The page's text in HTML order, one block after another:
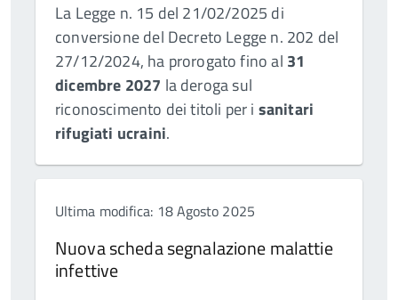
La Legge n. 15 del 21/02/2025 di
conversione del Decreto Legge n. 202 del
27/12/2024, ha prorogato fino al 31
dicembre 2027 la deroga sul
riconoscimento dei titoli per i sanitari
rifugiati ucraini.
Ultima modifica: 18 Agosto 2025
Nuova scheda segnalazione malattie
infettive